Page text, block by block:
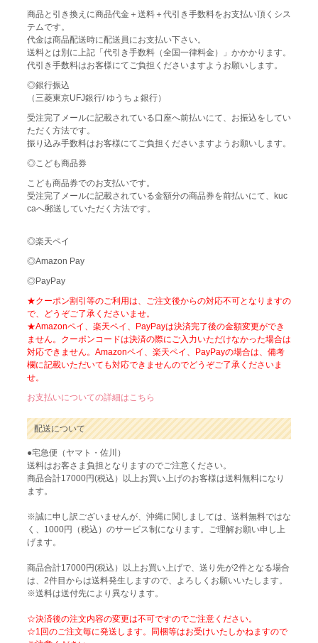
商品と引き換えに商品代金＋送料＋代引き手数料をお支払い頂くシス
テムです。
代金は商品配送時に配送員にお支払い下さい。
送料とは別に上記「代引き手数料（全国一律料金）」かかかります。
代引き手数料はお客様にてご負担くださいますようお願いします。
◎銀行振込
（三菱東京UFJ銀行/ ゆうちょ銀行）
受注完了メールに記載されている口座へ前払いにて、お振込をしてい
ただく方法です。
振り込み手数料はお客様にてご負担くださいますようお願いします。
◎こども商品券
こども商品券でのお支払いです。
受注完了メールに記載されている金額分の商品券を前払いにて、kuc
caへ郵送していただく方法です。
◎楽天ペイ
◎Amazon Pay
◎PayPay
★クーポン割引等のご利用は、ご注文後からの対応不可となりますの
で、どうぞご了承くださいませ。
★Amazonペイ、楽天ペイ、PayPayは決済完了後の金額変更ができ
ません。クーポンコードは決済の際にご入力いただけなかった場合は
対応できません。Amazonペイ、楽天ペイ、PayPayの場合は、備考
欄に記載いただいても対応できませんのでどうぞご了承くださいま
せ。
お支払いについての詳細はこちら
配送について
●宅急便（ヤマト・佐川）
送料はお客さま負担となりますのでご注意ください。
商品合計17000円(税込）以上お買い上げのお客様は送料無料になり
ます。
※誠に申し訳ございませんが、沖縄に関しましては、送料無料ではな
く、1000円（税込）のサービス制になります。ご理解お願い申し上
げます。
商品合計17000円(税込）以上お買い上げで、送り先が2件となる場合
は、2件目からは送料発生しますので、よろしくお願いいたします。
※送料は送付先により異なります。
☆決済後の注文内容の変更は不可ですのでご注意ください。
☆1回のご注文毎に発送します。同梱等はお受けいたしかねますので